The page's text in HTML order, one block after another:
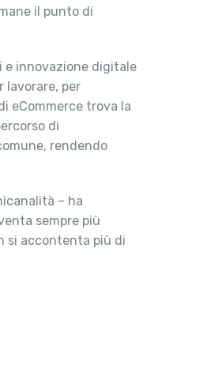
il punto di
innovazione digitale
lavorare, per
eCommerce trova la
di
rendendo
– ha
sempre più
si accontenta più di